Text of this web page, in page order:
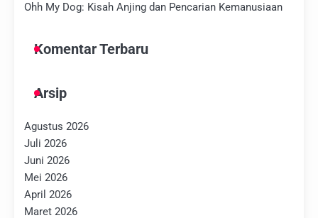
Ohh My Dog: Kisah Anjing dan Pencarian Kemanusiaan
Komentar Terbaru
Arsip
Agustus 2026
Juli 2026
Juni 2026
Mei 2026
April 2026
Maret 2026